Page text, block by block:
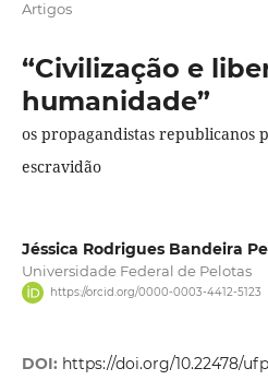
Artigos
“Civilização e
humanidade”
os propagandistas republicanos
escravidão
Jéssica Rodrigues Bandeira
Universidade Federal de Pelotas
https://orcid.org/0000-0003-4412-5123
DOI: https://doi.org/10.22478/